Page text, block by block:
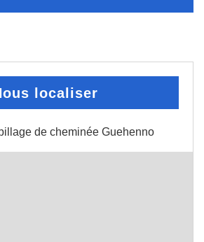
localiser
de cheminée Guehenno